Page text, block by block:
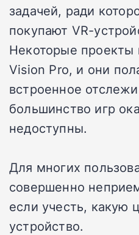
задачей, ради
покупают VR-
Некоторые проекты
Vision Pro, и они
встроенное
большинство игр
недоступны.
Для многих
совершенно
если учесть, какую
устройство.